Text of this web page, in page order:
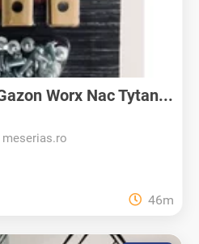
Worx Nac Tytan...
46m